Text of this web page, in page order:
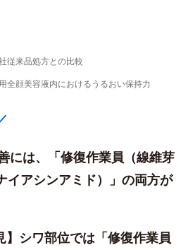
従来品処方との比較
全顔美容液内におけるうるおい保持力
には、「修復作業員（線維芽
イアシンアミド）」の両方が
シワ部位では「修復作業員